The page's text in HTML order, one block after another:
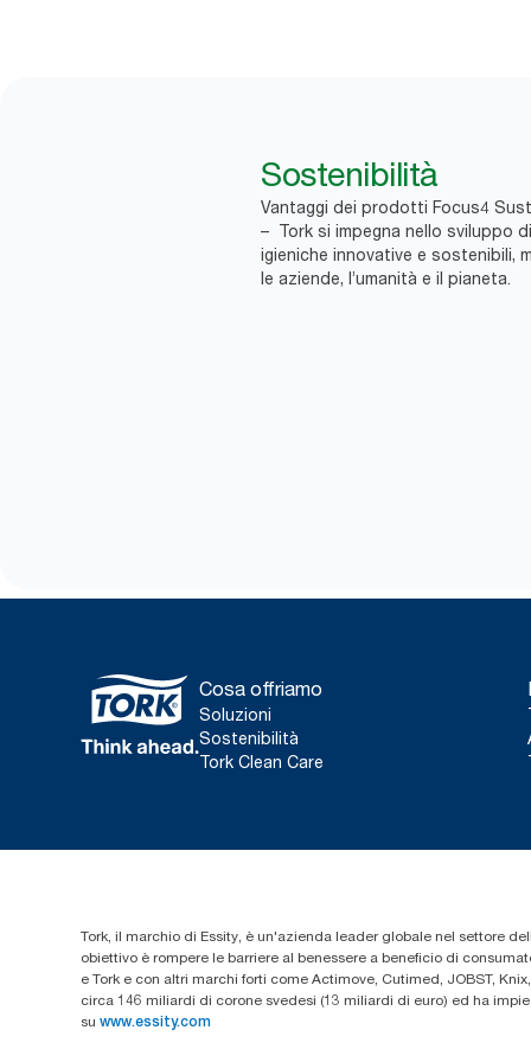
Sostenibilità
Vantaggi dei prodotti Focus4
– Tork si impegna nello sviluppo
igieniche innovative e sostenibili,
le aziende, l’umanità e il pianeta.
Cosa offriamo
Soluzioni
Sostenibilità
Tork Clean Care
Tork, il marchio di Essity, è un'azienda leader globale nel settore
obiettivo è rompere le barriere al benessere a beneficio di
e Tork e con altri marchi forti come Actimove, Cutimed, JOBST,
circa 146 miliardi di corone svedesi (13 miliardi di euro) ed ha
su www.essity.com